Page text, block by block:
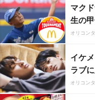
マク
生の甲
オリコン
イケ
ラブ
オリコン